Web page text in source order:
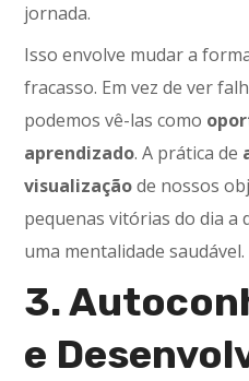
jornada.
Isso envolve mudar a
fracasso. Em vez de ver
podemos vê-las como
aprendizado. A prática de
visualizaçãode nossos
pequenas vitórias do dia a
uma mentalidade saudável.
3.
e